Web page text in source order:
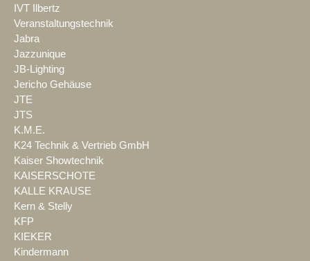
IVT Ilbertz
Veranstaltungstechnik
Jabra
Jazzunique
JB-Lighting
Jericho Gehäuse
JTE
JTS
K.M.E.
K24 Technik & Vertrieb GmbH
Kaiser Showtechnik
KAISERSCHOTE
KALLE KRAUSE
Kern & Stelly
KFP
KIEKER
Kindermann